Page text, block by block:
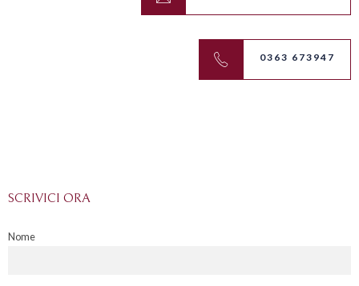
0363 673947
SCRIVICI ORA
Nome